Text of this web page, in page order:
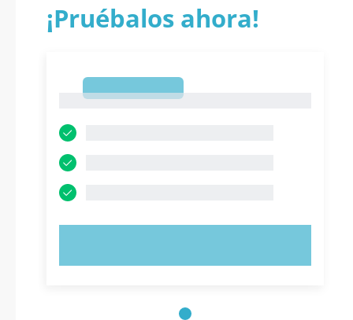
¡Pruébalos ahora!